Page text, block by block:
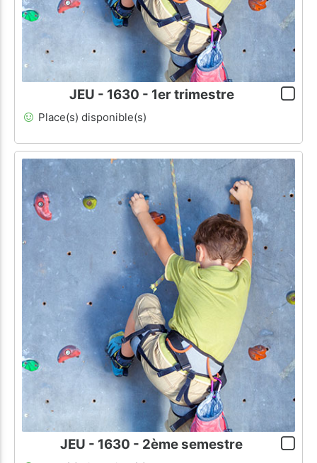
JEU - 1630 - 1er trimestre
Place(s) disponible(s)
JEU - 1630 - 2ème semestre